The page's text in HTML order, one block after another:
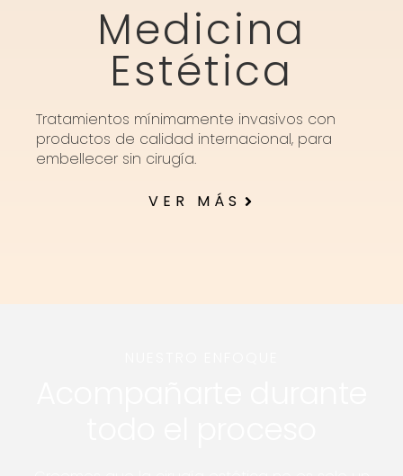
Medicina
Estética
Tratamientos mínimamente invasivos con
productos de calidad internacional, para
embellecer sin cirugía.
VER MÁS